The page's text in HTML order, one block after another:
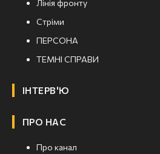
Лінія фронту
Стріми
ПЕРСОНА
ТЕМНІ СПРАВИ
ІНТЕРВ'Ю
ПРО НАС
Про канал